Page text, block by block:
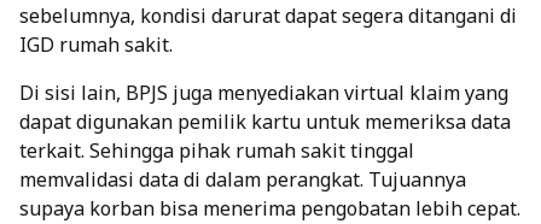
sebelumnya, kondisi darurat dapat segera ditangani di
IGD rumah sakit.
Di sisi lain, BPJS juga menyediakan virtual klaim yang
dapat digunakan pemilik kartu untuk memeriksa data
terkait. Sehingga pihak rumah sakit tinggal
memvalidasi data di dalam perangkat. Tujuannya
supaya korban bisa menerima pengobatan lebih cepat.